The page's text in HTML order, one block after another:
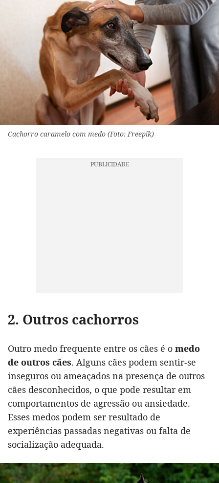
Cachorro caramelo com medo (Foto: Freepik)
2. Outros cachorros
Outro medo frequente entre os cães é o medo
de outros cães. Alguns cães podem sentir-se
inseguros ou ameaçados na presença de outros
cães desconhecidos, o que pode resultar em
comportamentos de agressão ou ansiedade.
Esses medos podem ser resultado de
experiências passadas negativas ou falta de
socialização adequada.